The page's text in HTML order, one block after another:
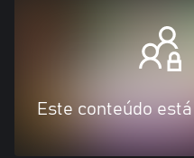
Este conteúdo